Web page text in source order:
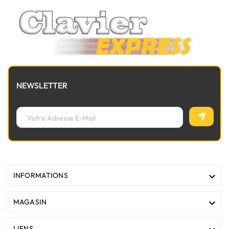
NEWSLETTER
INFORMATIONS 
MAGASIN 